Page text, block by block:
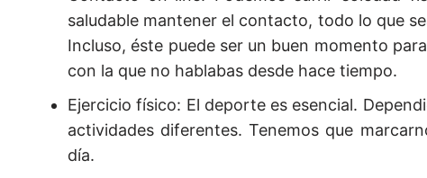
saludable mantener el contacto, todo lo que
Incluso, éste puede ser un buen momento
con la que no hablabas desde hace tiempo.
Ejercicio físico: El deporte es esencial.
actividades diferentes. Tenemos que
día.